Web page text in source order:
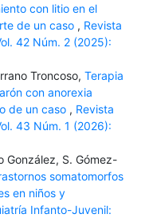
con litio en el
de un caso , Revista
42 Núm. 2 (2025):
Troncoso, Terapia
con anorexia
de un caso , Revista
43 Núm. 1 (2026):
González, S. Gómez-
somatomorfos
en niños y
Infanto-Juvenil: